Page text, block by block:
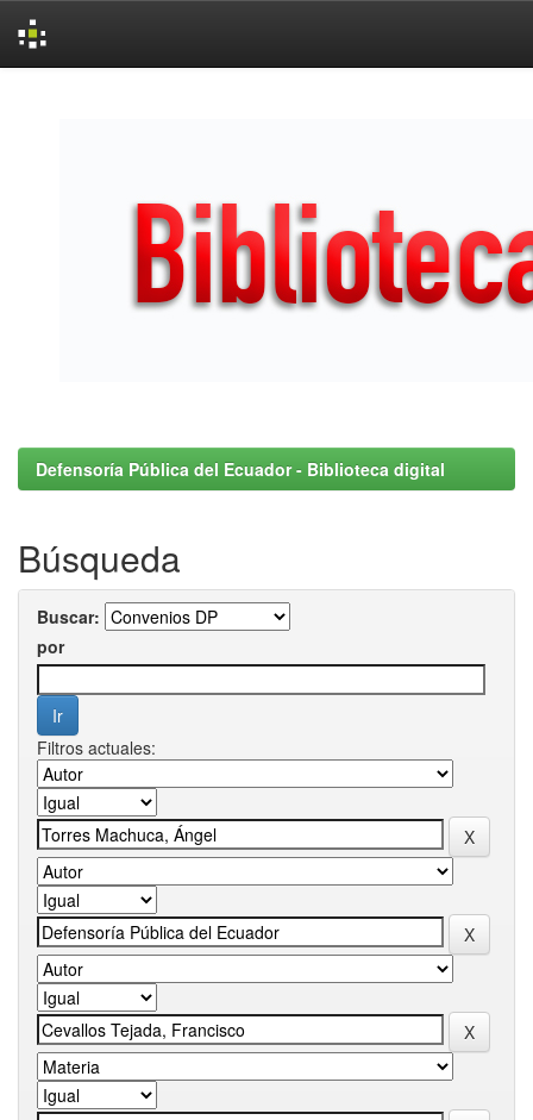
Defensoría Pública del Ecuador - Biblioteca digital
Búsqueda
Buscar:
por
Filtros actuales: